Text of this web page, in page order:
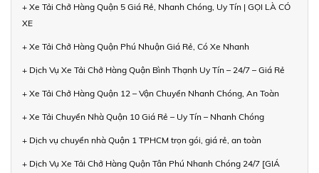
+ Xe Tải Chở Hàng Quận 5 Giá Rẻ, Nhanh Chóng, Uy Tín | GỌI LÀ CÓ
XE
+ Xe Tải Chở Hàng Quận Phú Nhuận Giá Rẻ, Có Xe Nhanh
+ Dịch Vụ Xe Tải Chở Hàng Quận Bình Thạnh Uy Tín – 24/7 – Giá Rẻ
+ Xe Tải Chở Hàng Quận 12 – Vận Chuyển Nhanh Chóng, An Toàn
+ Xe Tải Chuyển Nhà Quận 10 Giá Rẻ – Uy Tín – Nhanh Chóng
+ Dịch vụ chuyển nhà Quận 1 TPHCM trọn gói, giá rẻ, an toàn
+ Dịch Vụ Xe Tải Chở Hàng Quận Tân Phú Nhanh Chóng 24/7 [GIÁ